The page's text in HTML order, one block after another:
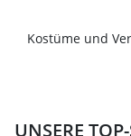
Kostüme und
UNSERE